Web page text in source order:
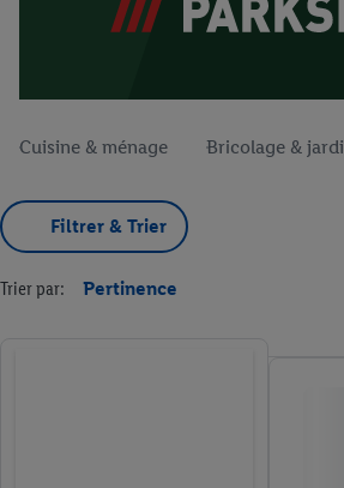
Cuisine & ménage Bricolage &
Filtrer & Trier
Trier par: Pertinence